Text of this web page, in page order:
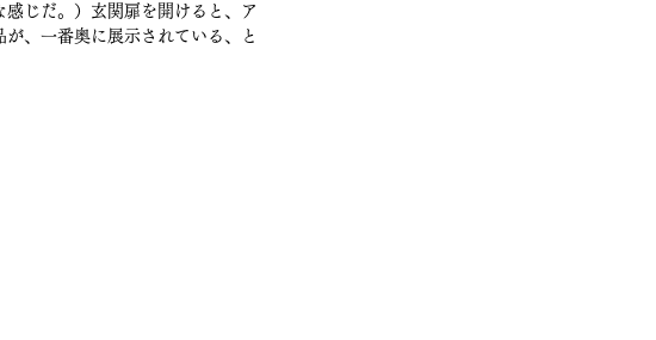
じだ。）玄関扉を開けると、ア
、一番奥に展示されている、と